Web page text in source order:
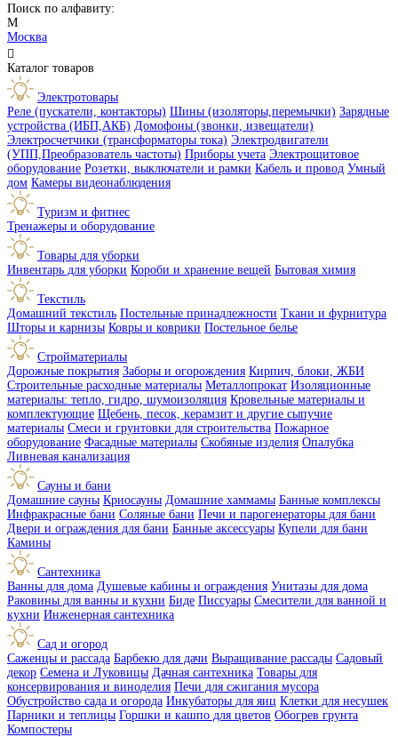
Поиск по алфавиту:
М
Москва

Каталог товаров
Электротовары
Реле (пускатели, контакторы) Шины (изоляторы,перемычки) Зарядные
устройства (ИБП,АКБ) Домофоны (звонки, извещатели)
Электросчетчики (трансформаторы тока) Электродвигатели
(УПП,Преобразователь частоты) Приборы учета Электрощитовое
оборудование Розетки, выключатели и рамки Кабель и провод Умный
дом Камеры видеонаблюдения
Туризм и фитнес
Тренажеры и оборудование
Товары для уборки
Инвентарь для уборки Короби и хранение вещей Бытовая химия
Текстиль
Домашний текстиль Постельные принадлежности Ткани и фурнитура
Шторы и карнизы Ковры и коврики Постельное белье
Стройматериалы
Дорожные покрытия Заборы и огорождения Кирпич, блоки, ЖБИ
Строительные расходные материалы Металлопрокат Изоляционные
материалы: тепло, гидро, шумоизоляция Кровельные материалы и
комплектующие Щебень, песок, керамзит и другие сыпучие
материалы Смеси и грунтовки для строительства Пожарное
оборудование Фасадные материалы Скобяные изделия Опалубка
Ливневая канализация
Сауны и бани
Домашние сауны Криосауны Домашние хаммамы Банные комплексы
Инфракрасные бани Соляные бани Печи и парогенераторы для бани
Двери и ограждения для бани Банные аксессуары Купели для бани
Камины
Сантехника
Ванны для дома Душевые кабины и ограждения Унитазы для дома
Раковины для ванны и кухни Биде Писсуары Смесители для ванной и
кухни Инженерная сантехника
Сад и огород
Саженцы и рассада Барбекю для дачи Выращивание рассады Садовый
декор Семена и Луковицы Дачная сантехника Товары для
консервирования и виноделия Печи для сжигания мусора
Обустройство сада и огорода Инкубаторы для яиц Клетки для несушек
Парники и теплицы Горшки и кашпо для цветов Обогрев грунта
Компостеры